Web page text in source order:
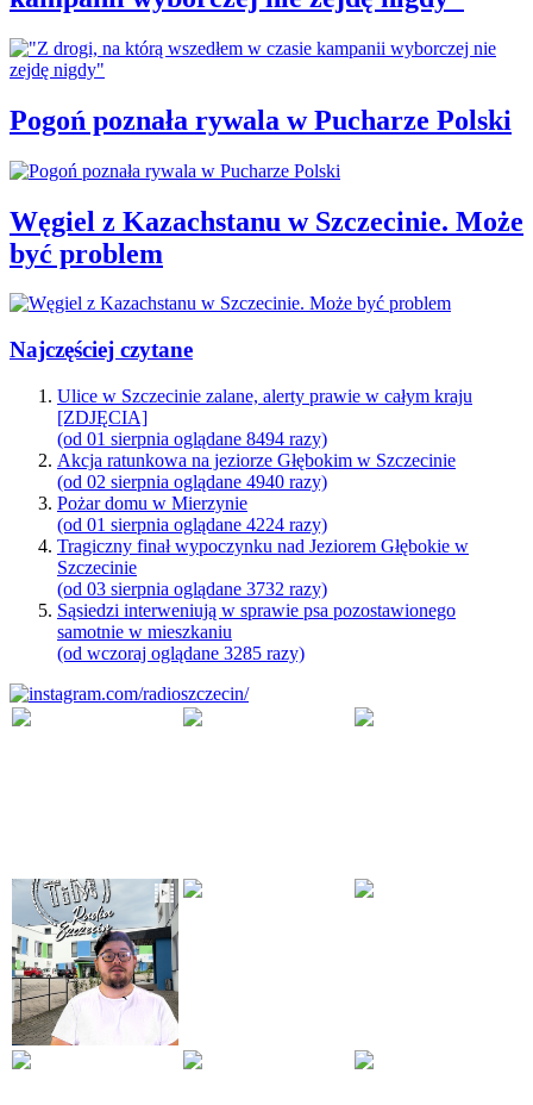
Pogoń poznała rywala w Pucharze Polski
Węgiel z Kazachstanu w Szczecinie. Może
być problem
Najczęściej czytane
Ulice w Szczecinie zalane, alerty prawie w całym kraju
[ZDJĘCIA]
(od 01 sierpnia oglądane 8494 razy)
Akcja ratunkowa na jeziorze Głębokim w Szczecinie
(od 02 sierpnia oglądane 4940 razy)
Pożar domu w Mierzynie
(od 01 sierpnia oglądane 4224 razy)
Tragiczny finał wypoczynku nad Jeziorem Głębokie w
Szczecinie
(od 03 sierpnia oglądane 3732 razy)
Sąsiedzi interweniują w sprawie psa pozostawionego
samotnie w mieszkaniu
(od wczoraj oglądane 3285 razy)